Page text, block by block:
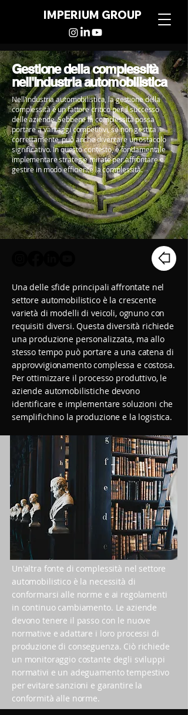
IMPERIUM GROUP
Gestione della complessità
nell'industria automobilistica
Nell'industria automobilistica, la gestione della
complessità è un fattore critico per il successo
delle aziende. Sebbene la complessità possa
portare a vantaggi competitivi, se non gestita
correttamente, può anche diventare un ostacolo
significativo. In questo contesto, è fondamentale
implementare strategie mirate per affrontare e
gestire in modo efficiente la complessità.
Una delle sfide principali affrontate nel
settore automobilistico è la crescente
varietà di modelli di veicoli, ognuno con
requisiti diversi. Questa diversità richiede
una produzione personalizzata, ma allo
stesso tempo può portare a una catena di
approvvigionamento complessa e costosa.
Per ottimizzare il processo produttivo, le
aziende automobilistiche devono
identificare e implementare soluzioni che
semplifichino la produzione e la logistica.
Un'altra fonte di complessità nel settore
automobilistico è la necessità di
conformarsi alle norme e ai regolamenti
in continuo cambiamento. Le aziende
devono tenere il passo con le nuove
normative e adattare i loro processi di
produzione di conseguenza. Ciò richiede
un monitoraggio costante degli sviluppi
normativi e un adeguamento tempestivo
per evitare sanzioni e garantire la
conformità alle norme.